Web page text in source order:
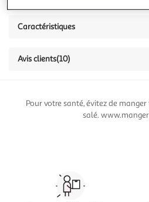
Caractéristiques
Avis clients(10)
Pour votre santé, évitez de
salé.